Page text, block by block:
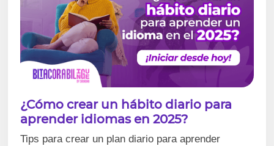
¿Cómo crear un hábito diario para
aprender idiomas en 2025?
Tips para crear un plan diario para aprender